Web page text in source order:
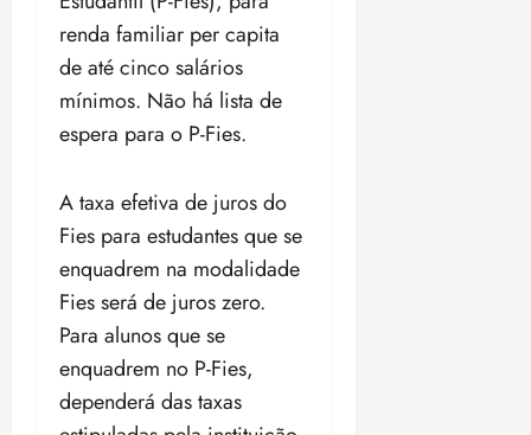
renda familiar per capita
de até cinco salários
mínimos. Não há lista de
espera para o P-Fies.
A taxa efetiva de juros do
Fies para estudantes que se
enquadrem na modalidade
Fies será de juros zero.
Para alunos que se
enquadrem no P-Fies,
dependerá das taxas